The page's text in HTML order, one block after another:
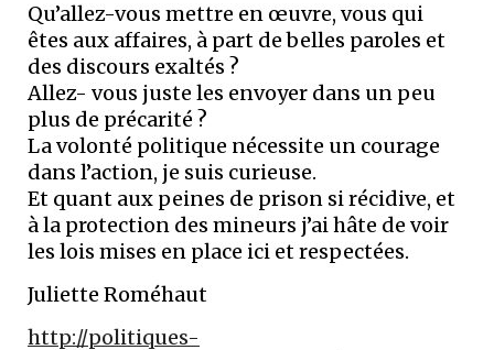
Qu’allez-vous mettre en œuvre, vous qui
êtes aux affaires, à part de belles paroles et
des discours exaltés ?
Allez- vous juste les envoyer dans un peu
plus de précarité ?
La volonté politique nécessite un courage
dans l’action, je suis curieuse.
Et quant aux peines de prison si récidive, et
à la protection des mineurs j’ai hâte de voir
les lois mises en place ici et respectées.
Juliette Roméhaut
http://politiques-